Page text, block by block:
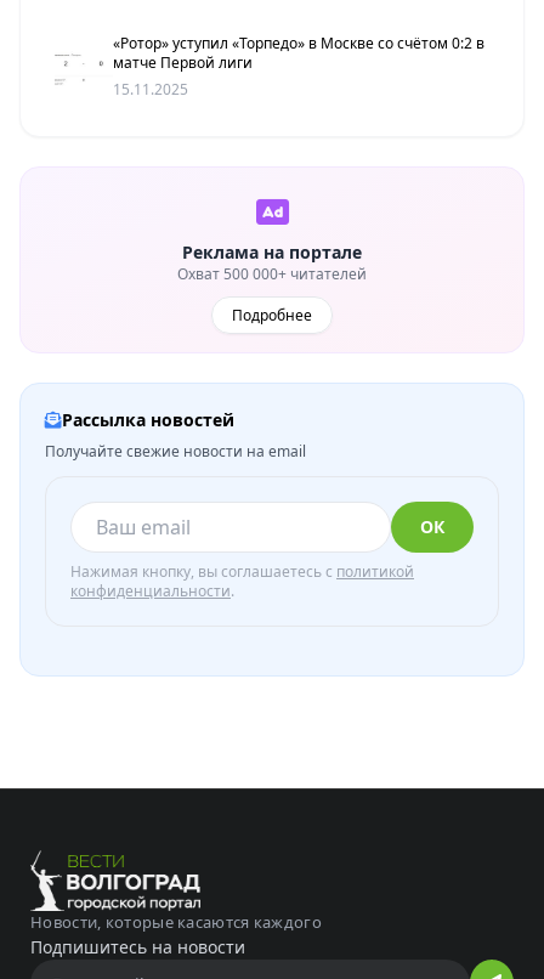
«Ротор» уступил «Торпедо» в Москве со счётом 0:2 в
матче Первой лиги
15.11.2025
Реклама на портале
Охват 500 000+ читателей
Подробнее
Рассылка новостей
Получайте свежие новости на email
ОК
Нажимая кнопку, вы соглашаетесь с политикой
конфиденциальности.
Новости, которые касаются каждого
Подпишитесь на новости